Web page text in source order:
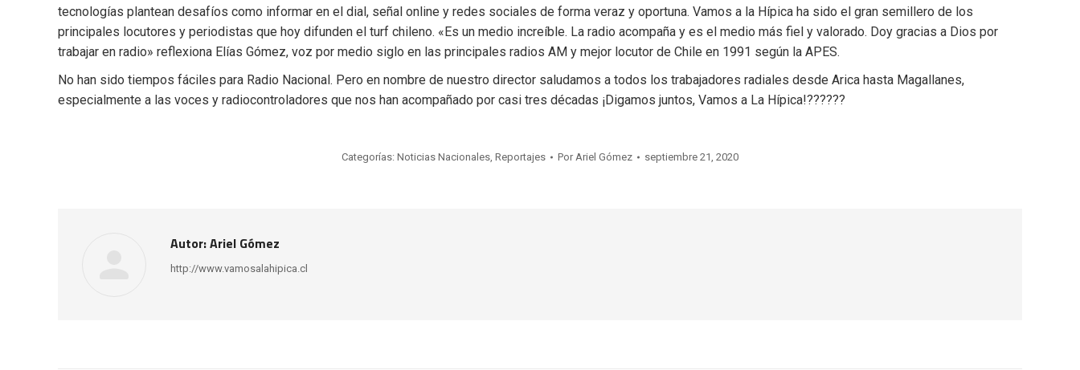
tecnologías plantean desafíos como informar en el dial, señal online y redes sociales de forma veraz y oportuna. Vamos a la Hípica ha sido el gran semillero de los
principales locutores y periodistas que hoy difunden el turf chileno. «Es un medio increíble. La radio acompaña y es el medio más fiel y valorado. Doy gracias a Dios por
trabajar en radio» reflexiona Elías Gómez, voz por medio siglo en las principales radios AM y mejor locutor de Chile en 1991 según la APES.
No han sido tiempos fáciles para Radio Nacional. Pero en nombre de nuestro director saludamos a todos los trabajadores radiales desde Arica hasta Magallanes,
especialmente a las voces y radiocontroladores que nos han acompañado por casi tres décadas ¡Digamos juntos, Vamos a La Hípica!??????
Categorías: Noticias Nacionales, Reportajes PorAriel Gómez septiembre 21, 2020
Autor:Ariel Gómez
http://www.vamosalahipica.cl